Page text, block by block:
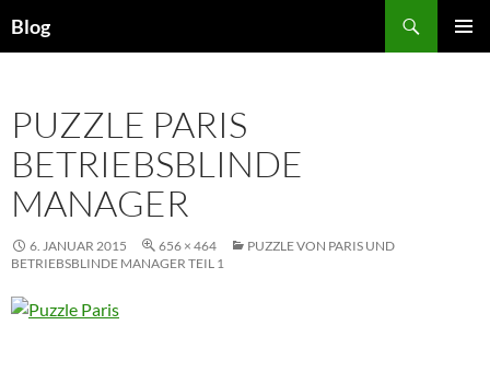
Inhalt
Blog
PUZZLE PARIS
BETRIEBSBLINDE
MANAGER
6. JANUAR 2015 656 × 464
PUZZLE VON PARIS UND
BETRIEBSBLINDE MANAGER TEIL 1